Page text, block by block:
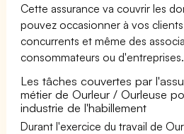
Cette assurance va couvrir les
pouvez occasionner à vos
concurrents et même des
consommateurs ou d'entreprises.
Les tâches couvertes par
métier de Ourleur / Ourleuse
industrie de l'habillement
Durant l'exercice du travail de